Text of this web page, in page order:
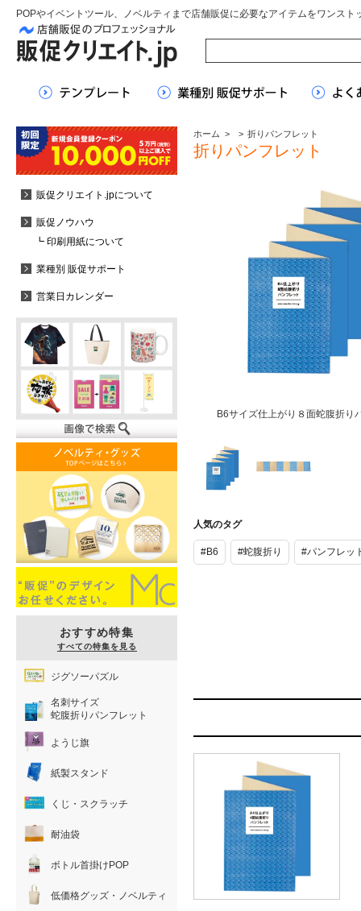
POPやイベントツール、ノベルティまで店舗販促に必要なアイテムをワンスト
ホーム > > 折りパンフレット
折りパンフレット
B6サイズ仕上がり８面蛇腹折り
上がり８面蛇
レット
レット
人気のタグ
#B6 #蛇腹折り #パンフレッ
販促クリエイト.jpについて
販促ノウハウ
┗ 印刷用紙について
業種別 販促サポート
営業日カレンダー
おすすめ特集
すべての特集を見る
ジグソーパズル
名刺サイズ
蛇腹折りパンフレット
ようじ旗
紙製スタンド
くじ・スクラッチ
耐油袋
ボトル首掛けPOP
低価格グッズ・ノベルティ